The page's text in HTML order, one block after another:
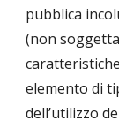
pubblica
(non
elemento di
dell’utilizzo